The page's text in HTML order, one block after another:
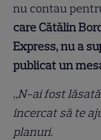
nu contau
care Cătălin
Express, nu a
publicat un
„N-ai fost
încercat să te
planuri.